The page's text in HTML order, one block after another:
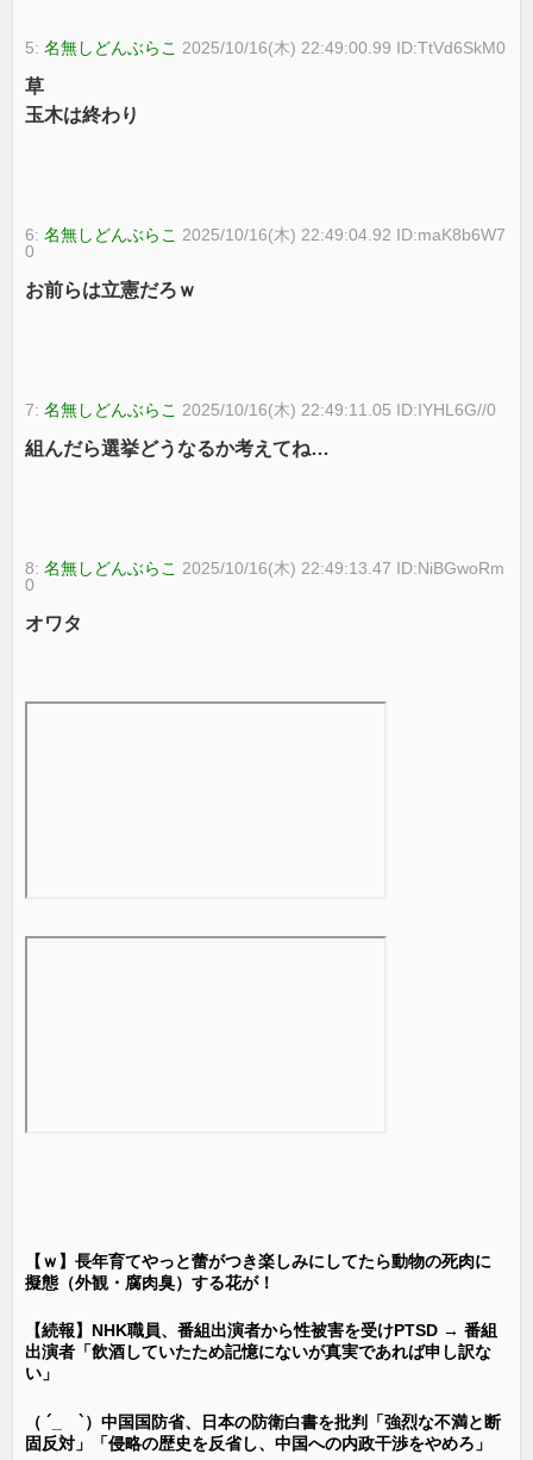
5:名無しどんぶらこ 2025/10/16(木) 22:49:00.99 ID:TtVd6SkM0
草
玉木は終わり
6:名無しどんぶらこ 2025/10/16(木) 22:49:04.92 ID:maK8b6W7
0
お前らは立憲だろｗ
7:名無しどんぶらこ 2025/10/16(木) 22:49:11.05 ID:IYHL6G//0
組んだら選挙どうなるか考えてね…
8:名無しどんぶらこ 2025/10/16(木) 22:49:13.47 ID:NiBGwoRm
0
オワタ
【ｗ】長年育てやっと蕾がつき楽しみにしてたら動物の死肉に
擬態（外観・腐肉臭）する花が！
【続報】NHK職員、番組出演者から性被害を受けPTSD → 番組
出演者「飲酒していたため記憶にないが真実であれば申し訳な
い」
（ ´_ゝ`）中国国防省、日本の防衛白書を批判「強烈な不満と断
固反対」「侵略の歴史を反省し、中国への内政干渉をやめろ」